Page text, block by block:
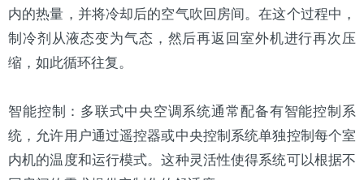
内的热量，并将冷却后的空气吹回房间。在这个过程中，
制冷剂从液态变为气态，然后再返回室外机进行再次压
缩，如此循环往复。
智能控制：多联式中央空调系统通常配备有智能控制系
统，允许用户通过遥控器或中央控制系统单独控制每个室
内机的温度和运行模式。这种灵活性使得系统可以根据不